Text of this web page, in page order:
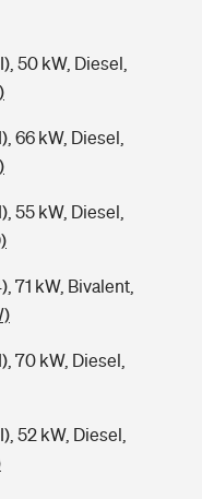
50 kW, Diesel,
66 kW, Diesel,
55 kW, Diesel,
71 kW, Bivalent,
70 kW, Diesel,
52 kW, Diesel,